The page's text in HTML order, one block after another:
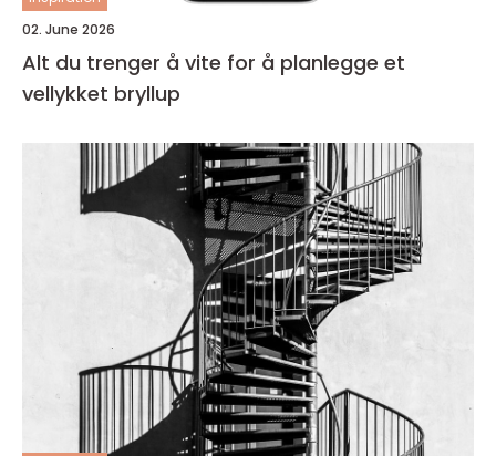
02. June 2026
Alt du trenger å vite for å planlegge et
vellykket bryllup